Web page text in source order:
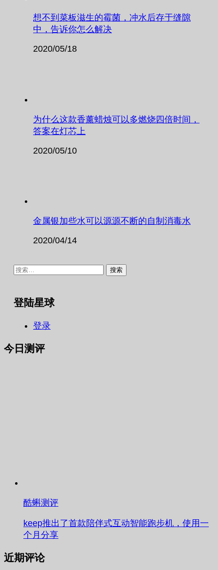
想不到菜板滋生的霉菌，冲水后存于缝隙
中，告诉你怎么解决
2020/05/18
为什么这款香薰蜡烛可以多燃烧四倍时间，
答案在灯芯上
2020/05/10
金属银加些水可以源源不断的自制消毒水
2020/04/14
搜
登陆星球
登录
今日测评
酷蝌测评
keep推出了首款陪伴式互动智能跑步机，使用一
个月分享
近期评论